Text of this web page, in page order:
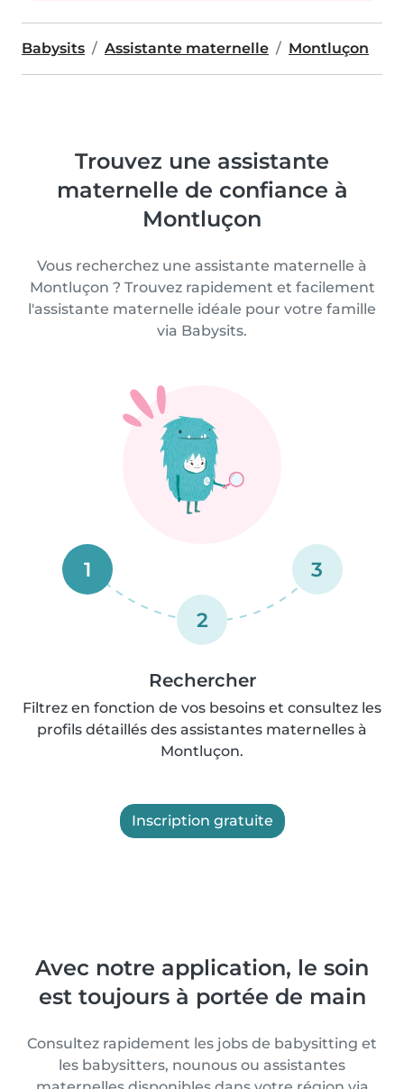
Babysits Assistante maternelle Montluçon
Trouvez une assistante
maternelle de confiance à
Montluçon
Vous recherchez une assistante maternelle à
Montluçon ? Trouvez rapidement et facilement
l'assistante maternelle idéale pour votre famille
via Babysits.
1
2
3
Rechercher
Filtrez en fonction de vos besoins et consultez les
profils détaillés des assistantes maternelles à
Montluçon.
Inscription gratuite
Avec notre application, le soin
est toujours à portée de main
Consultez rapidement les jobs de babysitting et
les babysitters, nounous ou assistantes